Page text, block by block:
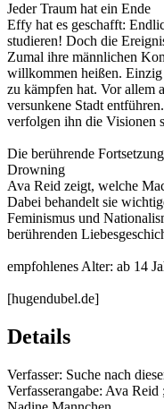
Jeder Traum hat ein Ende
Effy hat es geschafft:
studieren! Doch die
Zumal ihre männlichen
willkommen heißen.
zu kämpfen hat. Vor allem
versunkene Stadt
verfolgen ihn die Visionen
Die berührende
Drowning
Ava Reid zeigt, welche
Dabei behandelt sie
Feminismus und
berührenden
empfohlenes Alter: ab 14
[hugendubel.de]
Details
Verfasser: Suche nach
Verfasserangabe: Ava Reid